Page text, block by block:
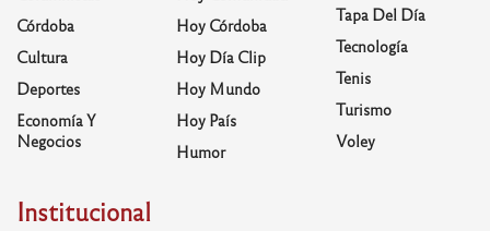
Córdoba
Cultura
Deportes
Economía Y
Negocios
Hoy Córdoba
Hoy Día Clip
Hoy Mundo
Hoy País
Humor
Tapa Del Día
Tecnología
Tenis
Turismo
Voley
Institucional